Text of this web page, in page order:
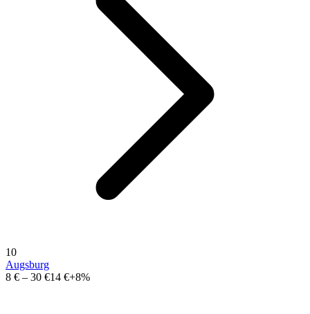
10
Augsburg
8 € – 30 €14 €+8%